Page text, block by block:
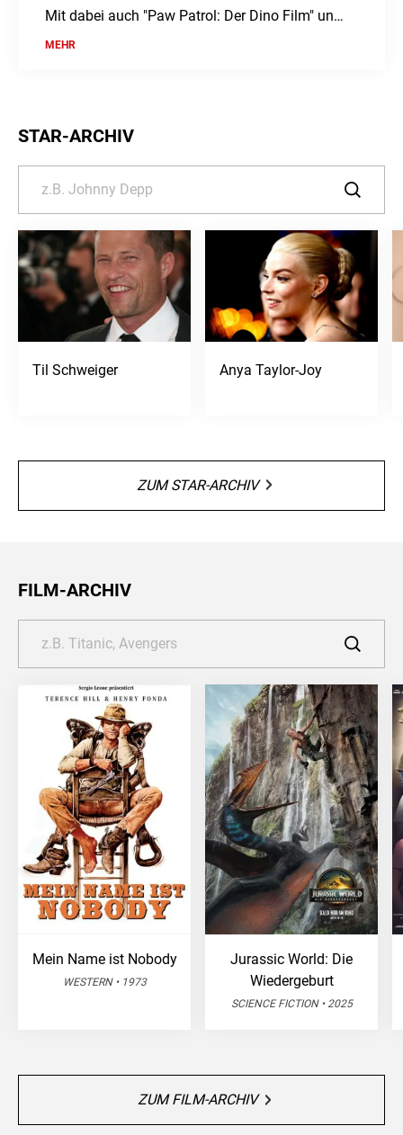
Mit dabei auch "Paw Patrol: Der Dino Film" und
"Nightborn". Ein Kinowochenende voller
MEHR
STAR-ARCHIV
Til Schweiger Anya Taylor-Joy
ZUM STAR-ARCHIV
FILM-ARCHIV
Mein Name ist Nobody
WESTERN • 1973
Jurassic World: Die
Wiedergeburt
SCIENCE FICTION • 2025
ZUM FILM-ARCHIV